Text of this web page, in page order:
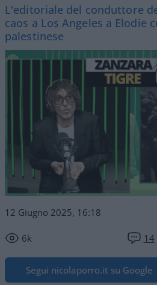
L'editoriale del conduttore
caos a Los Angeles a Elodie
palestinese
12 Giugno 2025, 16:18
6k 14
Segui nicolaporro.it su Google